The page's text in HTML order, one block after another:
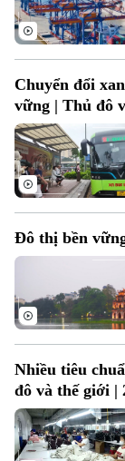
Đánh giá
Hướng nghiệp
Làng nghề
Di tích
Y tế
Tư vấn sức khỏe
Thể thao
Bóng đá
Quần vợt
Golf
Giải trí
Tin tức
Sao
Điện ảnh
Thời trang
Âm nhạc
Đã phát sóng
Chuyển đổi
vững | Thủ đô
Đô thị bền
Nhiều tiêu
đô và thế giới |